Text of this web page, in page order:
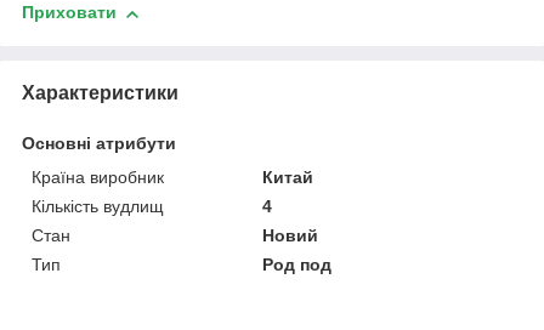
Приховати
Характеристики
Основні атрибути
Країна виробник
Китай
Кількість вудлищ
4
Стан
Новий
Тип
Род под